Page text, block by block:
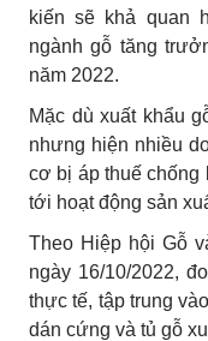
kiến sẽ khả quan
ngành gỗ tăng
năm 2022.
Mặc dù xuất khẩu
nhưng hiện nhiều
cơ bị áp thuế chống
tới hoạt động sản
Theo Hiệp hội Gỗ
ngày 16/10/2022,
thực tế, tập trung
dán cứng và tủ gỗ